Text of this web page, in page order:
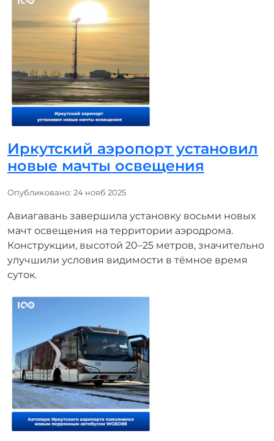
Иркутский аэропорт установил
новые мачты освещения
Информация о материале
Опубликовано: 24 нояб 2025
Авиагавань завершила установку восьми новых
мачт освещения на территории аэродрома.
Конструкции, высотой 20–25 метров, значительно
улучшили условия видимости в тёмное время
суток.